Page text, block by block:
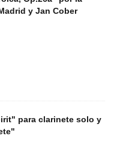
y Jan Cober
para clarinete solo y